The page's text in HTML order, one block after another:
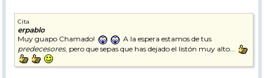
Cita
erpablo
Muy guapo Chamado!
A la espera estamos de tus
predecesores, pero que sepas que has dejado el listón muy alto...